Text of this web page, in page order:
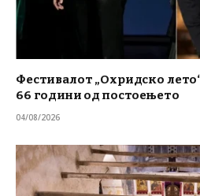
Фестивалот „Охридско
66 години од постоењето
04/08/2026